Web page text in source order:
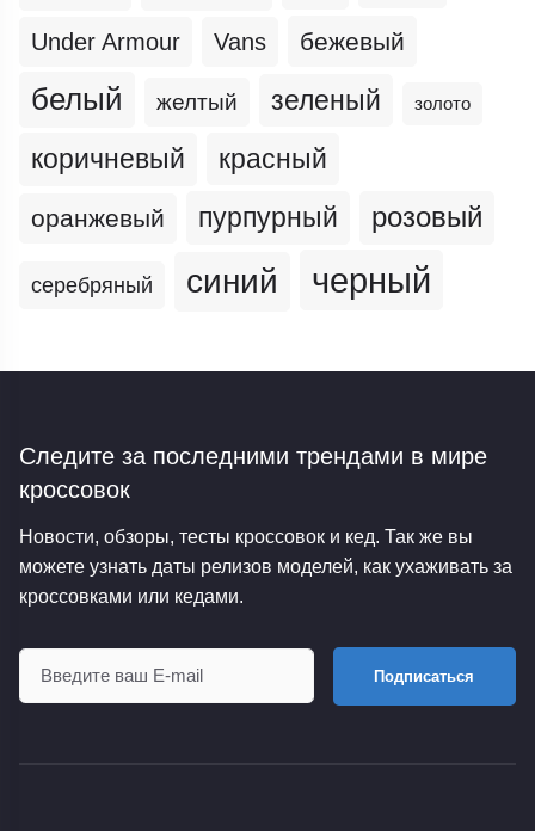
Under Armour Vans бежевый
белый желтый зеленый золото
коричневый красный
оранжевый пурпурный розовый
серебряный синий черный
Следите за последними трендами в мире
кроссовок
Новости, обзоры, тесты кроссовок и кед. Так же вы
можете узнать даты релизов моделей, как ухаживать за
кроссовками или кедами.
Подписаться